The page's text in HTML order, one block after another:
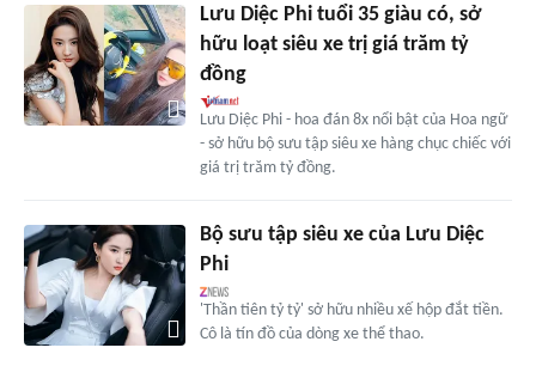
Lưu Diệc Phi tuổi 35 giàu có, sở
hữu loạt siêu xe trị giá trăm tỷ
đồng
Lưu Diệc Phi - hoa đán 8x nổi bật của Hoa ngữ
- sở hữu bộ sưu tập siêu xe hàng chục chiếc với
giá trị trăm tỷ đồng.
Bộ sưu tập siêu xe của Lưu Diệc
Phi
'Thần tiên tỷ tỷ' sở hữu nhiều xế hộp đắt tiền.
Cô là tín đồ của dòng xe thể thao.